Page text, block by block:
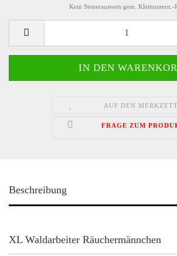
Kein Steuerausweis gem. Kleinuntern.-
AUF DEN
FRAGE ZUM
Beschreibung
XL Waldarbeiter Räuchermännchen